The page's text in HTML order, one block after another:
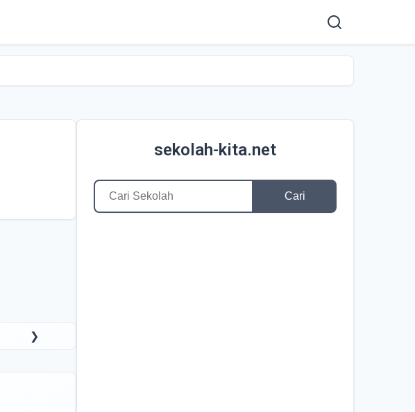
❯
sekolah-kita.net
Cari